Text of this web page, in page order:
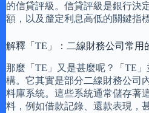
的信貸評級。信貸評級是銀行決
額，以及釐定利息高低的關鍵指標
解釋「TE」：二線財務公司常用
那麼「TE」又是甚麼呢？「TE
構。它其實是部分二線財務公司
料庫系統。這些系統通常儲存著
料，例如借款記錄、還款表現，